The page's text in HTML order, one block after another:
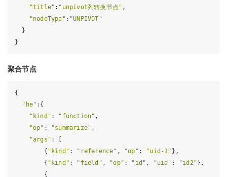
"title" : "unpivot列转换节点" ,
"nodeType" : "UNPIVOT"
  }
聚合节点
{
"he" :{
"kind" : "function" ,
"op" : "summarize" ,
"args" : [
        {
"kind" : "reference" , "op" : "uid-1"
        {
"kind" : "field" , "op" : "id" , "uid" : "id2"
        {